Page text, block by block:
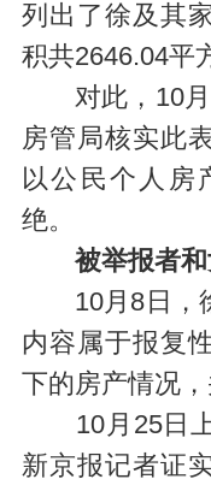
列出了徐及其
积共2646.04平
对此，10月8
房管局核实此
以公民个人房
绝。
被举报者和
10月8日，徐
内容属于报复
下的房产情况，
10月25日上
新京报记者证